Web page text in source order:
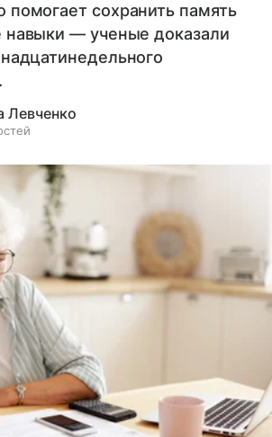
помогает сохранить память
навыки — ученые доказали
Левченко